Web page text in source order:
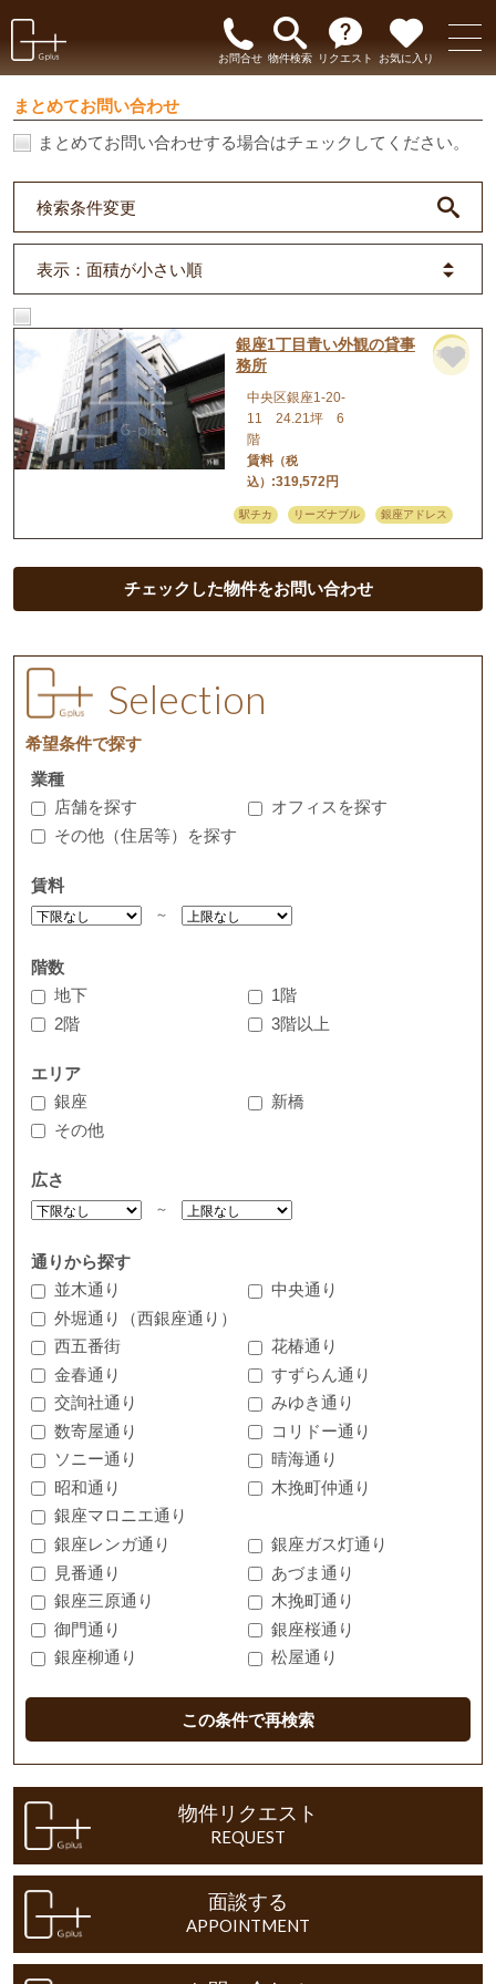
お問合せ 物件検索 リクエスト お気に入り
まとめてお問い合わせ
まとめてお問い合わせする場合はチェックしてください。
検索条件変更
表示 ：面積が小さい順
銀座1丁目青い外観の貸事
務所
事務所
中央区銀座1-20-
11 24.21坪 6
階
賃料（税
込） :319,572円
駅チカ リーズナブル 銀座アドレス
チェックした物件をお問い合わせ
Selection
希望条件で探す
業種
店舗を探す
オフィスを探す
その他（住居等）を探す
賃料
～
階数
地下
1階
2階
3階以上
エリア
銀座
新橋
その他
広さ
～
通りから探す
並木通り
中央通り
外堀通り（西銀座通り）
西五番街
花椿通り
金春通り
すずらん通り
交詢社通り
みゆき通り
数寄屋通り
コリドー通り
ソニー通り
晴海通り
昭和通り
木挽町仲通り
銀座マロニエ通り
銀座レンガ通り
銀座ガス灯通り
見番通り
あづま通り
銀座三原通り
木挽町通り
御門通り
銀座桜通り
銀座柳通り
松屋通り
この条件で再検索
物件リクエスト
REQUEST
面談する
APPOINTMENT